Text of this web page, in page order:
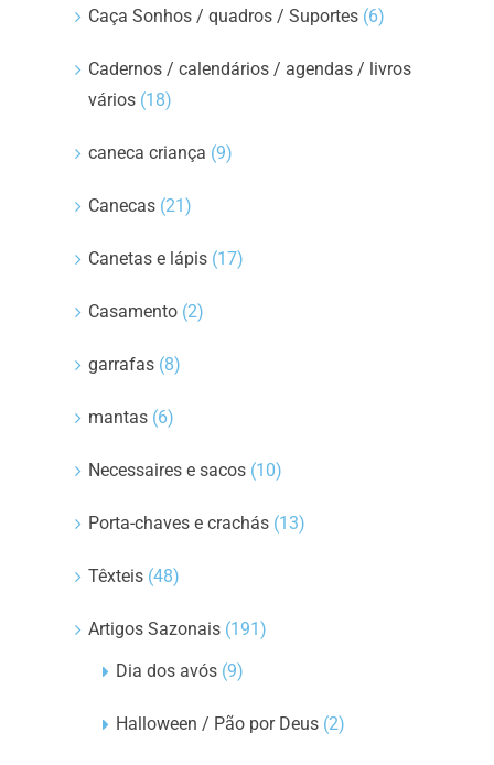
Caça Sonhos / quadros / Suportes (6)
Cadernos / calendários / agendas / livros
vários (18)
caneca criança (9)
Canecas (21)
Canetas e lápis (17)
Casamento (2)
garrafas (8)
mantas (6)
Necessaires e sacos (10)
Porta-chaves e crachás (13)
Têxteis (48)
Artigos Sazonais (191)
Dia dos avós (9)
Halloween / Pão por Deus (2)